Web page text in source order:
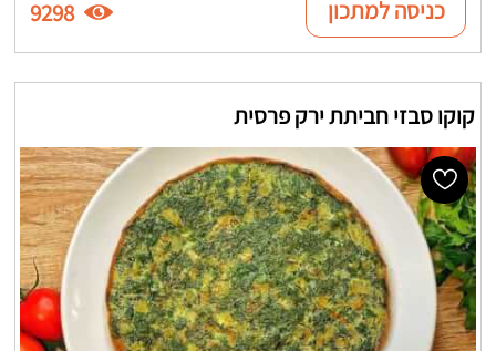
כניסה למתכון 9298
קוקו סבזי חביתת ירק פרסית